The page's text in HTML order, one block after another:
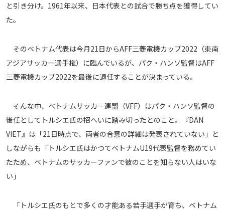
メディアアライアンス
と引き分け。1961年以来、日本代表との試合で勝ち点を獲得してい
た。
そのベトナム代表は今月21日からAFF三菱電機カップ2022（東南
アジアサッカー選手権）に臨んでいるが、パク・ハンソ監督はAFF
三菱電機カップ2022を最後に退任することが決まっている。
そんな中、ベトナムサッカー連盟（VFF）はパク・ハンソ監督の
後任としてトルシエ氏の招へいに踏み切ったとのこと。『DAN
VIET』は「21日時点で、両者の合意の詳細は発表されていない」と
しながらも「トルシエ氏はかつてベトナムU19代表監督を務めてい
たため、ベトナムのサッカーファンで彼のことを知らない人はいな
い」
「トルシエ氏のもとで多くの才能ある若手選手が育ち、ベトナム